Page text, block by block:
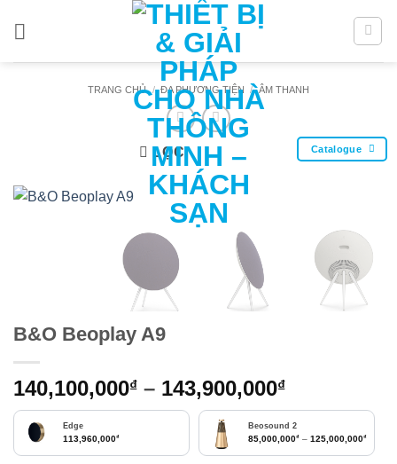
TRANG CHỦ / ĐA PHƯƠNG TIỆN / ÂM THANH
Catalogue
LỌC
B&O Beoplay A9
140,100,000₫ – 143,900,000₫Khoảng
giá:
từ
Edge
113,960,000₫
Beosound 2
85,000,000₫ – 125,000,000₫